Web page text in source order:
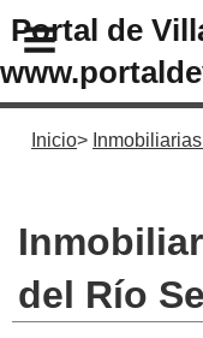
Portal de
Inicio
del Río